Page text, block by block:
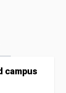
campus